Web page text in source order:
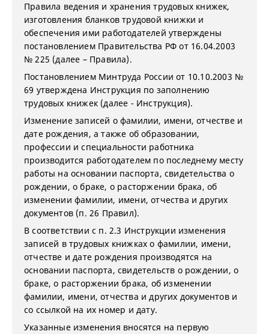
Правила ведения и хранения трудовых книжек,
изготовления бланков трудовой книжки и
обеспечения ими работодателей утверждены
постановлением Правительства РФ от 16.04.2003
№ 225 (далее – Правила).
Постановлением Минтруда России от 10.10.2003 №
69 утверждена Инструкция по заполнению
трудовых книжек (далее - Инструкция).
Изменение записей о фамилии, имени, отчестве и
дате рождения, а также об образовании,
профессии и специальности работника
производится работодателем по последнему месту
работы на основании паспорта, свидетельства о
рождении, о браке, о расторжении брака, об
изменении фамилии, имени, отчества и других
документов (п. 26 Правил).
В соответствии с п. 2.3 Инструкции изменения
записей в трудовых книжках о фамилии, имени,
отчестве и дате рождения производятся на
основании паспорта, свидетельств о рождении, о
браке, о расторжении брака, об изменении
фамилии, имени, отчества и других документов и
со ссылкой на их номер и дату.
Указанные изменения вносятся на первую